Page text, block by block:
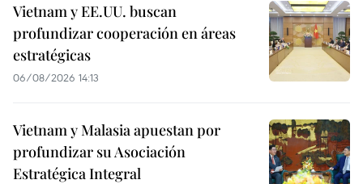
Vietnam y EE.UU. buscan
profundizar cooperación en áreas
estratégicas
06/08/2026 14:13
Vietnam y Malasia apuestan por
profundizar su Asociación
Estratégica Integral